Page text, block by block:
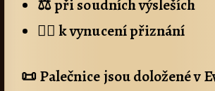
⚖️ při soudních výsleších
🕵️‍♂️ k vynucení přiznání
📜 Palečnice jsou doložené v